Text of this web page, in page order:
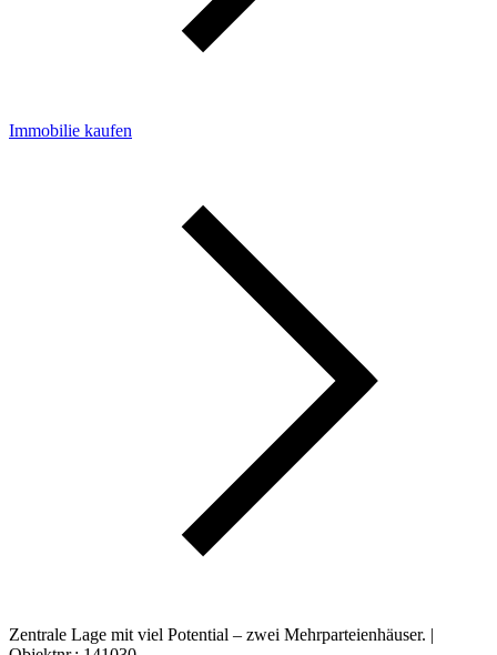
Immobilie kaufen
Zentrale Lage mit viel Potential – zwei Mehrparteienhäuser. |